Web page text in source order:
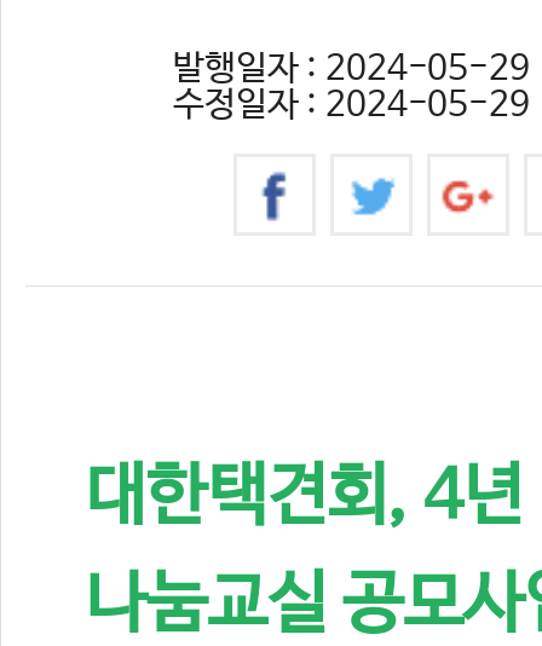
발행일자 : 2024-05-
수정일자 : 2024-05-
대한택견회, 4
나눔교실 공모